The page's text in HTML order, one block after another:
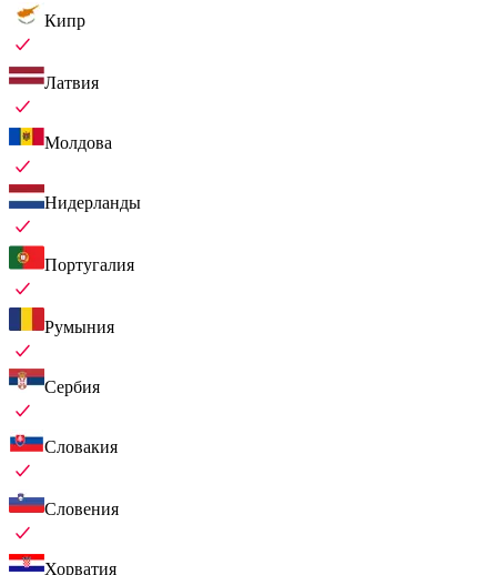
Кипр
Латвия
Молдова
Нидерланды
Португалия
Румыния
Сербия
Словакия
Словения
Хорватия